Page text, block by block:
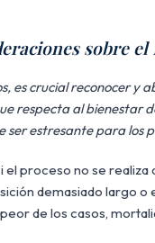
sobre el
es crucial reconocer y
respecta al bienestar
estresante para los
el proceso no se
demasiado largo
de los casos,